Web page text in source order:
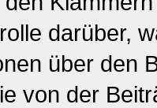
darüber,
über den
von der